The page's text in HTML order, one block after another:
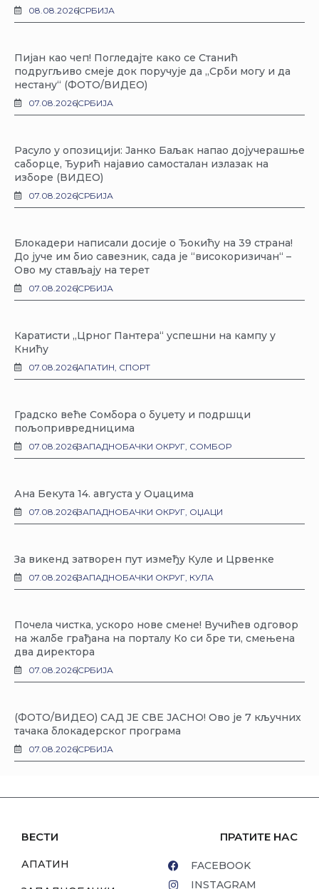
08.08.2026СРБИЈА
Пијан као чеп! Погледајте како се Станић
подругљиво смеје док поручује да „Срби могу и да
нестану“ (ФОТО/ВИДЕО)
07.08.2026СРБИЈА
Расуло у опозицији: Јанко Баљак напао дојучерашње
саборце, Ђурић најавио самосталан излазак на
изборе (ВИДЕО)
07.08.2026СРБИЈА
Блокадери написали досије о Ђокићу на 39 страна!
До јуче им био савезник, сада је “високоризичан“ –
Ово му стављају на терет
07.08.2026СРБИЈА
Каратисти „Црног Пантера“ успешни на кампу у
Книћу
07.08.2026АПАТИН, СПОРТ
Градско веће Сомбора о буџету и подршци
пољопривредницима
07.08.2026ЗАПАДНОБАЧКИ ОКРУГ, СОМБОР
Ана Бекута 14. августа у Оџацима
07.08.2026ЗАПАДНОБАЧКИ ОКРУГ, ОЏАЦИ
За викенд затворен пут између Куле и Црвенке
07.08.2026ЗАПАДНОБАЧКИ ОКРУГ, КУЛА
Почела чистка, ускоро нове смене! Вучићев одговор
на жалбе грађана на порталу Ко си бре ти, смењена
два директора
07.08.2026СРБИЈА
(ФОТО/ВИДЕО) САД ЈЕ СВЕ ЈАСНО! Ово је 7 кључних
тачака блокадерског програма
07.08.2026СРБИЈА
ВЕСТИ
АПАТИН
ПРАТИТЕ НАС
FACEBOOK
INSTAGRAM